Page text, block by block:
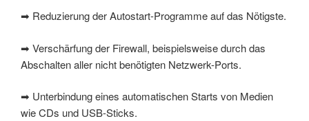
➡ Reduzierung der Autostart-Programme auf das Nötigste.
➡ Verschärfung der Firewall, beispielsweise durch das
Abschalten aller nicht benötigten Netzwerk-Ports.
➡ Unterbindung eines automatischen Starts von Medien
wie CDs und USB-Sticks.